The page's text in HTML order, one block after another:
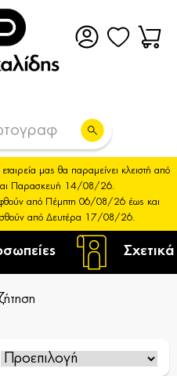
μας θα παραμείνει κλειστή από
Παρασκευή 14/08/26.
από Πέμπτη 06/08/26 έως και
από Δευτέρα 17/08/26.